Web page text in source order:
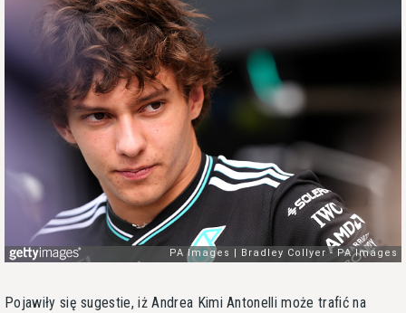
Pojawiły się sugestie, iż Andrea Kimi Antonelli może trafić na